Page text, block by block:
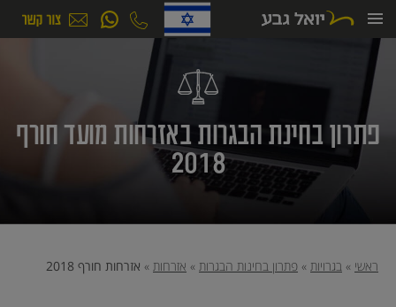
לתוכן
פתרון בחינת הבגרות באזרחות מועד חורף
2018
ראשי » בגרויות » פתרון בחינות הבגרות » אזרחות » אזרחות חורף 2018